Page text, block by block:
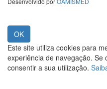
Este site utiliza cookies para
experiência de navegação. Se
consentir a sua utilização.